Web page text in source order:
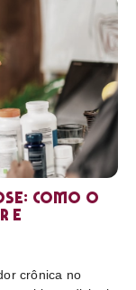
como o
e
crônica no